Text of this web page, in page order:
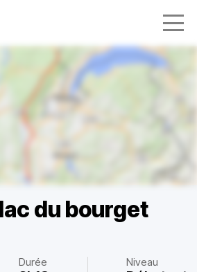
du bourget
Durée Niveau